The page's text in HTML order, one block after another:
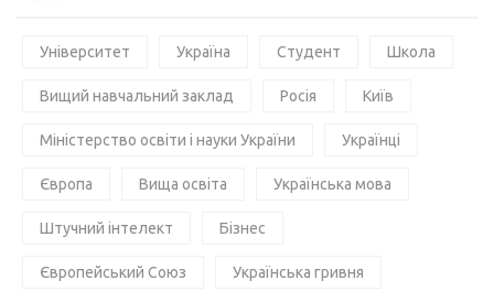
Університет Україна Студент Школа
Вищий навчальний заклад Росія Київ
Міністерство освіти і науки України Українці
Європа Вища освіта Українська мова
Штучний інтелект Бізнес
Європейський Союз Українська гривня